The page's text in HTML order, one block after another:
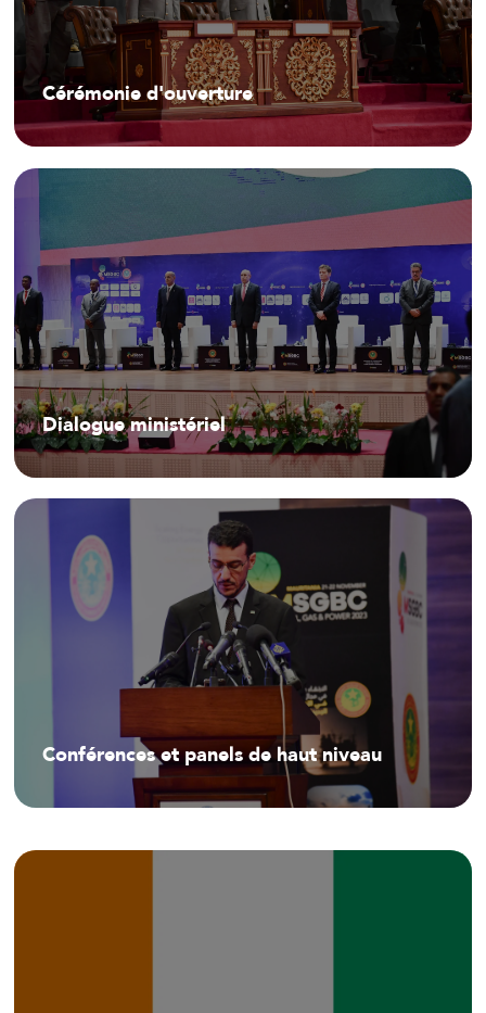
Cérémonie d'ouverture
Dialogue ministériel
Conférences et panels de haut niveau